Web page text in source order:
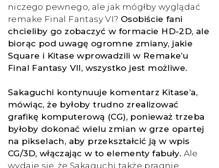
niczego pewnego, ale jak mógłby wyglądać
remake Final Fantasy VI? Osobiście fani
chcieliby go zobaczyć w formacie HD-2D, ale
biorąc pod uwagę ogromne zmiany, jakie
Square i Kitase wprowadzili w Remake’u
Final Fantasy VII, wszystko jest możliwe.
Sakaguchi kontynuuje komentarz Kitase’a,
mówiąc, że byłoby trudno zrealizować
grafikę komputerową (CG), ponieważ trzeba
byłoby dokonać wielu zmian w grze opartej
na pikselach, aby przekształcić ją w wpis
CG/3D, włączając w to elementy fabuły. Ale
wydaje się, że Sakaguchi także pragnie